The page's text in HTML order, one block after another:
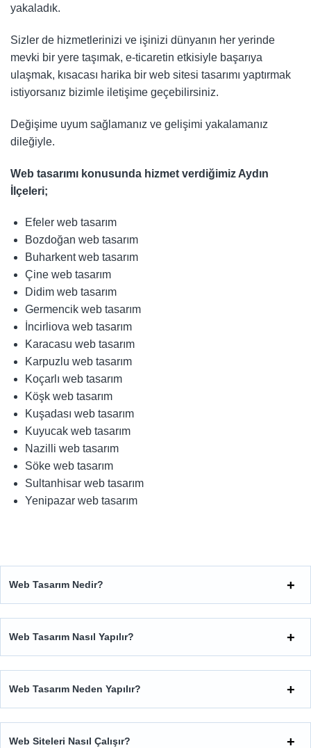
yakaladık.
Sizler de hizmetlerinizi ve işinizi dünyanın her yerinde
mevki bir yere taşımak, e-ticaretin etkisiyle başarıya
ulaşmak, kısacası harika bir web sitesi tasarımı yaptırmak
istiyorsanız bizimle iletişime geçebilirsiniz.
Değişime uyum sağlamanız ve gelişimi yakalamanız
dileğiyle.
Web tasarımı konusunda hizmet verdiğimiz Aydın
İlçeleri;
Efeler web tasarım
Bozdoğan web tasarım
Buharkent web tasarım
Çine web tasarım
Didim web tasarım
Germencik web tasarım
İncirliova web tasarım
Karacasu web tasarım
Karpuzlu web tasarım
Koçarlı web tasarım
Köşk web tasarım
Kuşadası web tasarım
Kuyucak web tasarım
Nazilli web tasarım
Söke web tasarım
Sultanhisar web tasarım
Yenipazar web tasarım
Web Tasarım Nedir?
Web Tasarım Nasıl Yapılır?
Web Tasarım Neden Yapılır?
Web Siteleri Nasıl Çalışır?